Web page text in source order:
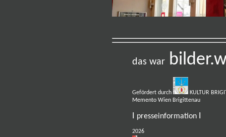
das war
Gefördert durch
KULTUR
Memento Wien Brigittenau
I presseinformation I
2026